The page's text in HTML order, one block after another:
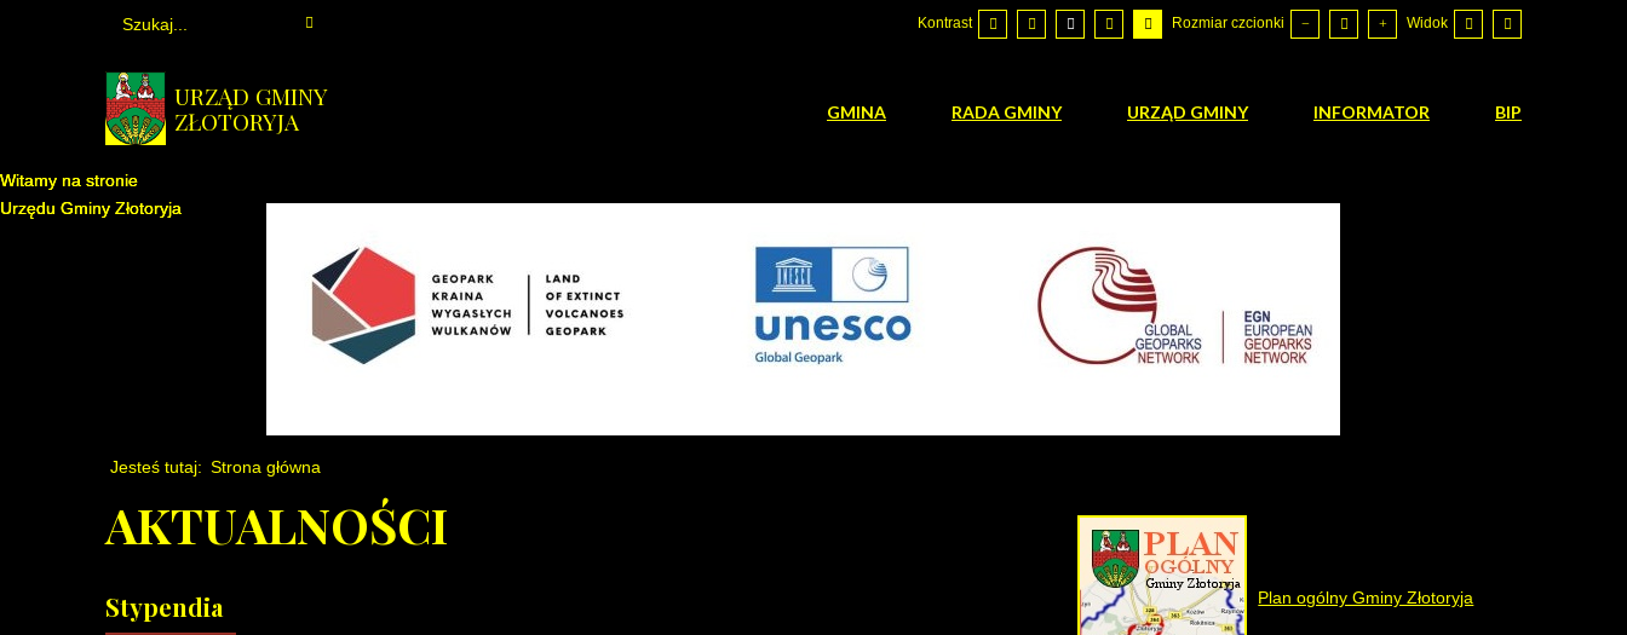
Kontrast Rozmiar czcionki Widok
URZĄD GMINY
ZŁOTORYJA
GMINA RADA GMINY URZĄD GMINY INFORMATOR BIP
Witamy na stronie
Urzędu Gminy Złotoryja
Witamy na stronie
Urzędu Gminy Złotoryja
Witamy na stronie
Urzędu Gminy Złotoryja
Jesteś tutaj: Strona główna
AKTUALNOŚCI
Stypendia Plan ogólny Gminy Złotoryja